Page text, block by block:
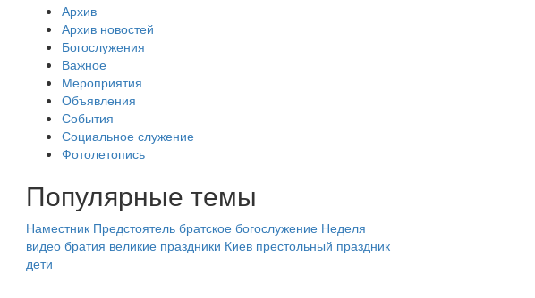
Архив
Архив новостей
Богослужения
Важное
Мероприятия
Объявления
События
Социальное служение
Фотолетопись
Популярные темы
Наместник Предстоятель братское богослужение Неделя
видео братия великие праздники Киев престольный праздник
дети